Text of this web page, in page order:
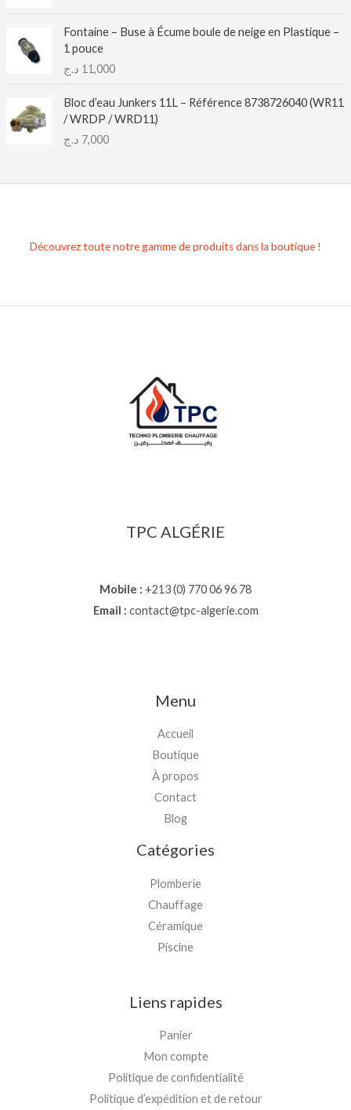
Fontaine – Buse à Écume boule de neige en Plastique –
1 pouce
11,000 د.ج
Bloc d’eau Junkers 11L – Référence 8738726040 (WR11
/ WRDP / WRD11)
7,000 د.ج
Découvrez toute notre gamme de produits dans la boutique !
TPC ALGÉRIE
Mobile : +213 (0) 770 06 96 78
Email : contact@tpc-algerie.com
Menu
Accueil
Boutique
À propos
Contact
Blog
Catégories
Plomberie
Chauffage
Céramique
Piscine
Liens rapides
Panier
Mon compte
Politique de confidentialité
Politique d’expédition et de retour